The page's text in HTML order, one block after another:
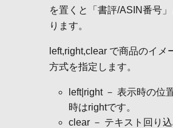
を置くと「書評/ASIN番号
ります。
left,right,clear で商品のイメ
方式を指定します。
left|right － 表示時の位
時はrightです。
clear － テキスト回り